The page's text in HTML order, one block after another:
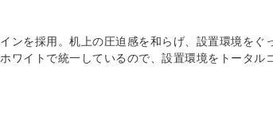
ンを採用。机上の圧迫感を和らげ、設置環境をぐ
ワイトで統一しているので、設置環境をトータル